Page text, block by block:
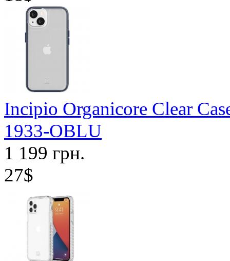
Incipio Organicore Clear
1933-OBLU
1 199 грн.
27$